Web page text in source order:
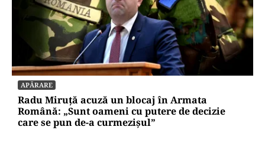
APĂRARE
Radu Miruță acuză un blocaj în Armata
Română: „Sunt oameni cu putere de decizie
care se pun de-a curmezișul”